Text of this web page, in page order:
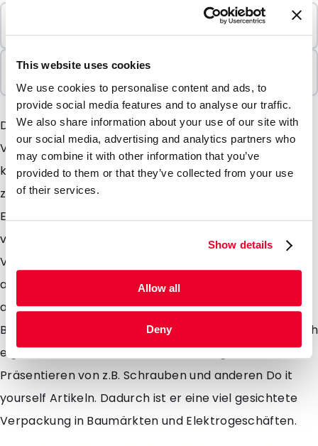
This website uses cookies
We use cookies to personalise content and ads, to
provide social media features and to analyse our traffic.
We also share information about your use of our site with
our social media, advertising and analytics partners who
may combine it with other information that you’ve
provided to them or that they’ve collected from your use
of their services.
Show details
Allow all
Deny
100 Einheiten
In Paketen verkauft
100 Einheiten
Der Euroblister ist eine transparente, geformte
Verpackung die für viele Zwecke angewendet werden
kann. Sehr praktisch in der Benutzung weil er einfach
zu öffnen und wieder zu verschließen ist. Der
Euroblister ist Standard mit einer Eurolochung
versehen, daher kann er aufgehängt werden. Die
Verpackung ist in einer großen Auswahl an Formaten
ab Lager erhältlich. Der Euroblister wird unter
anderem genutzt um Zubehörartikel von z.B.Handys,
Batterien und Aufladegeräten zu verpacken. Zusätzlich
eignet sich der Euroblister besonders gut zum
Präsentieren von z.B. Schrauben und anderen Do it
yourself Artikeln. Dadurch ist er eine viel gesichtete
Verpackung in Baumärkten und Elektrogeschäften.